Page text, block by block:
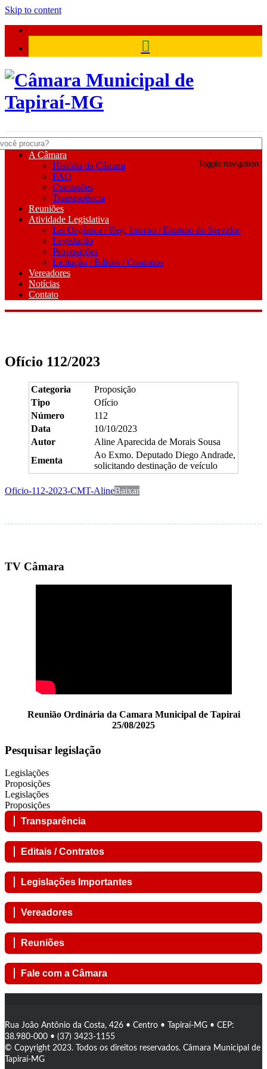
Skip to content
Câmara Municipal de Tapiraí-
Toggle navigation
A Câmara
História da Câmara
FAQ
Comissões
Transparência
Reuniões
Atividade Legislativa
Lei Orgânica / Reg. Interno / Estatuto do Servidor
Legislação
Proposições
Licitação / Editais / Contratos
Vereadores
Notícias
Contato
Ofício 112/2023
Categoria
Proposição
Tipo
Ofício
Número
112
Data
10/10/2023
Autor
Aline Aparecida de Morais Sousa
Ementa
Ao Exmo. Deputado Diego Andrade,
solicitando destinação de veículo
Oficio-112-2023-CMT-AlineBaixar
TV Câmara
Reunião Ordinária da Camara Municipal de Tapirai
25/08/2025
Pesquisar legislação
Legislações
Proposições
Legislações
Proposições
Transparência
Editais / Contratos
Legislações Importantes
Vereadores
Reuniões
Fale com a Câmara
Rua João Antônio da Costa, 426 • Centro • Tapiraí-MG • CEP:
38.980-000 • (37) 3423-1155
© Copyright 2023. Todos os direitos reservados. Câmara Municipal de
Tapiraí-MG